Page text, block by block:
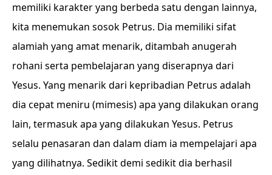
memiliki karakter yang berbeda satu dengan lainnya,
kita menemukan sosok Petrus. Dia memiliki sifat
alamiah yang amat menarik, ditambah anugerah
rohani serta pembelajaran yang diserapnya dari
Yesus. Yang menarik dari kepribadian Petrus adalah
dia cepat meniru (mimesis) apa yang dilakukan orang
lain, termasuk apa yang dilakukan Yesus. Petrus
selalu penasaran dan dalam diam ia mempelajari apa
yang dilihatnya. Sedikit demi sedikit dia berhasil